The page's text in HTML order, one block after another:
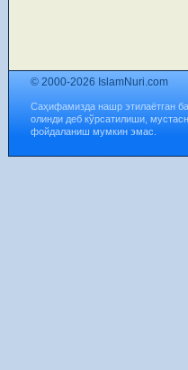
© 2000-2026 IslamNuri.com
Саҳифамизда нашр этилаётган
олинди деб кўрсатилиши,
фойдаланиш мумкин эмас.